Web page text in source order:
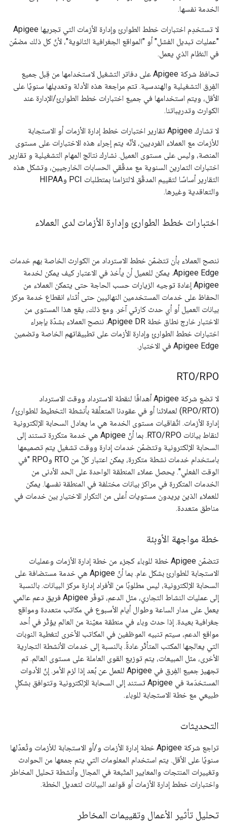
الخدمة نفسها.
لا تستخدِم اختبارات خطط الطوارئ وإدارة الأزمات التي تجريها Apigee
"عمليات تبديل الفشل" أو "المواقع الجغرافية الثانوية"، لأنّ كل ذلك مضمّن
في النظام الذي يعمل.
تحافظ شركة Apigee على دفاتر التشغيل لاستخدامها من قِبل جميع
الفِرق التشغيلية والهندسية. تتم مراجعة هذه الأدلة وتعديلها سنويًا على
الأقل، ويتم استخدامها في جميع اختبارات خطط الطوارئ/الإدارة عند
الكوارث وتدريباتنا.
لا تشارك Apigee تقارير اختبارات خطط إدارة الأزمات أو الاستجابة
للأزمات مع العملاء الفرديين، لأنّه يتم إجراء هذه الاختبارات على مستوى
المنصة، وليس على مستوى العميل. نشارك نتائج المهام التشغيلية و تقارير
اختبارات التمارين السنوية مع مدقّقي الحسابات الخارجيين، وتشكل هذه
التقارير أساسًا لتقييم المدقّق لالتزامنا بمتطلبات PCI وHIPAA
والتعاقدية وغيرها.
اختبارات خطط الطوارئ وإدارة الأزمات لدى العملاء
ننصح العملاء بأن تتضمّن خطط الاسترداد من الكوارث الخاصة بهم خدمات
Apigee Edge. يمكن للعميل أن يأخذ في الاعتبار كيف يمكن لخدمة
Apigee إعادة توجيه الزيارات حسب الحاجة حتى يتمكن العملاء من
الحفاظ على خدمات المستخدمين النهائيين حتى أثناء انقطاع خدمة مركز
بيانات العميل أو أي حدث كارثي آخر. ومع ذلك، يقع هذا المستوى من
الاختبار خارج نطاق خطة Apigee DR. ننصح العملاء بشدّة بإجراء
اختبارات خطط الطوارئ وإدارة الأزمات على تطبيقاتهم الخاصة وتضمين
Apigee Edge في الاختبار.
RTO/RPO
لا تضع شركة Apigee أهدافًا لنقطة الاسترداد ووقت الاسترداد
(RPO/RTO) لعملائنا أو في عقودنا المتعلّقة بأنشطة التخطيط للطوارئ/
إدارة الأزمات. اتّفاقيات مستوى الخدمة هي ما يعادل السحابة الإلكترونية
لنقاط بيانات RTO/RPO. بما أنّ Apigee هي خدمة متكررة تستند إلى
السحابة الإلكترونية وتتضمّن خدمات إدارة ووقت تشغيل يتم تصميمها
باستخدام خدمات نشطة متكررة، يمكن اعتبار كلّ من RTO وRPO "في
الوقت الفعلي". يحصل عملاء المنطقة الواحدة على الحد الأدنى من
الخدمات المتكررة في مراكز بيانات مختلفة في المنطقة نفسها. يمكن
للعملاء الذين يريدون مستويات أعلى من التكرار الاختيار بين خدمات في
مناطق متعددة.
خطة مواجهة الأوبئة
تتضمّن Apigee خطة للوباء كجزء من خطة إدارة الأزمات وعمليات
الاستجابة للطوارئ بشكل عام. بما أنّ Apigee هي خدمة مستضافة على
السحابة الإلكترونية، ليس مطلوبًا من الأفراد إدارة مركز البيانات. بالنسبة
إلى عمليات النشاط التجاري، مثل الدعم، توفّر Apigee فريق دعم عالمي
يعمل على مدار الساعة وطوال أيام الأسبوع في مكاتب متعددة ومواقع
جغرافية بعيدة. إذا حدث وباء في منطقة معيّنة من العالم يؤثّر في أحد
مواقع الدعم، سيتم تنبيه الموظفين في المكاتب الأخرى لتغطية النوبات
التي يعالجها المكتب المتأثّر عادةً. بالنسبة إلى خدمات الأنشطة التجارية
الأخرى، مثل المبيعات، يتم توزيع القوى العاملة على مستوى العالم. تم
تجهيز جميع الفِرق في Apigee للعمل عن بُعد إذا لزم الأمر. إنّ الأدوات
المستخدَمة في Apigee تستند إلى السحابة الإلكترونية وتتوافق بشكلٍ
طبيعي مع خطة الاستجابة للوباء.
التحديثات
تراجع شركة Apigee خطة إدارة الأزمات و/أو الاستجابة للأزمات وتُعدّلها
سنويًا على الأقل. يتم استخدام المعلومات التي يتم جمعها من الحوادث
وتغييرات المنتجات والمعايير المتّبعة في المجال وأنشطة تحليل المخاطر
واختبارات خطط إدارة الأزمات أو قواعد البيانات لتعديل الخطة.
تحليل تأثير الأعمال وتقييمات المخاطر